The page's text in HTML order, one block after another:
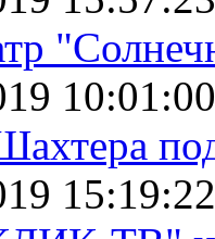
10:01:00
15:19:22